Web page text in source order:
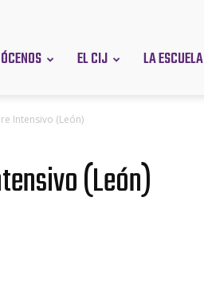
EL CIJ LA ESCUELA
Intensivo (León)
(León)